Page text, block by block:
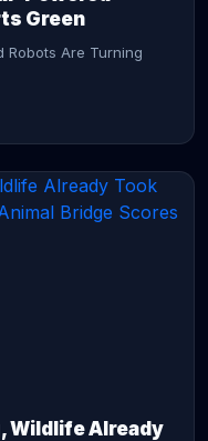
Green
Robots Are Turning
Wildlife Already